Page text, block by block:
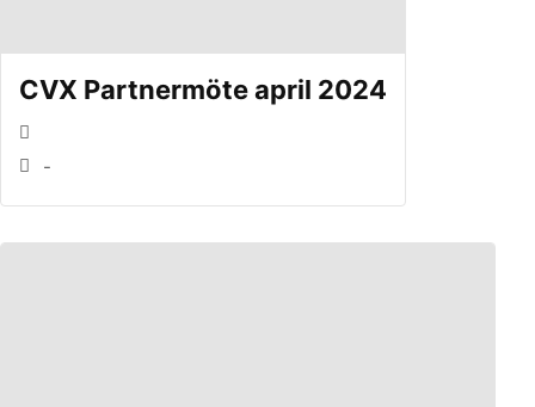
CVX Partnermöte april 2024
-